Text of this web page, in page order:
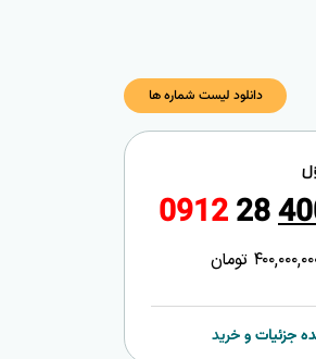
دانلود لیست شماره ها
09122840
تومان
جزئیات و خرید